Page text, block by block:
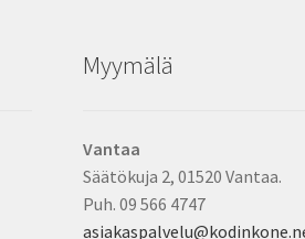
Myymälä
Vantaa
Säätökuja 2, 01520 Vantaa.
Puh. 09 566 4747